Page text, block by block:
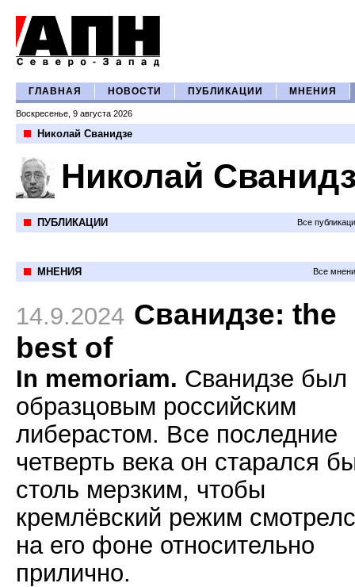
ГЛАВНАЯ НОВОСТИ ПУБЛИКАЦИИ МНЕНИЯ
Воскресенье, 9 августа 2026
Николай Сванидзе
Николай
ПУБЛИКАЦИИ Все
МНЕНИЯ Все
14.9.2024 Сванидзе: the
best of
In memoriam. Сванидзе был
образцовым российским
либерастом. Все последние
четверть века он старался
столь мерзким, чтобы
кремлёвский режим
на его фоне относительно
прилично.